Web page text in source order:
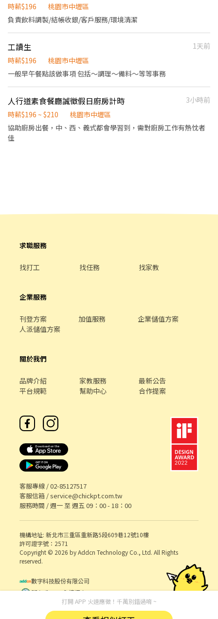
時薪$196
桃園市中壢區
負責飲料調製/結帳收銀/客戶服務/環境清潔
工讀生
1天前
時薪$196
桃園市中壢區
一般早午餐點該做事項 包括～調理～備料～等等事務
人行道素食餐廳誠徵假日廚房計時
3小時前
時薪$196 ~ $210
桃園市中壢區
協助廚房出餐，中、西、義式都會學習到，需對廚房工作有熱忱者
佳
求職服務
找打工 找任務 找家教
企業服務
刊登方案 加值服務
企業儲值方案
人派儲值方案
關於我們
品牌介紹 家教服務
最新公告
平台規範
幫助中心 合作提案
客服專線 /02-85127517
客服信箱 /service@chickpt.com.tw
服務時間 / 週一 至 週五 09：00 - 18：00
機構地址: 新北市三重區重新路5段609巷12號10樓
許可證字號：2571
Copyright © 2026 by Addcn Technology Co., Ltd. All Rights
reserved.
數字科技股份有限公司
鄧白氏 ESG 永續標章
打開 APP 火速應徵！千萬別錯過唷 ~